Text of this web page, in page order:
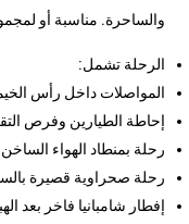
والساحرة. مناسبة أو لمجموعات
الرحلة تشمل:
المواصلات داخل رأس
إحاطة الطيارين وفرص
رحلة بمنطاد الهواء الساخن
رحلة صحراوية قصيرة
إفطار شامبانيا فاخر بعد